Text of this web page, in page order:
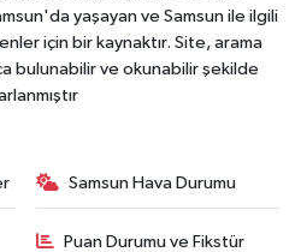
yaşayan ve Samsun ile ilgili
için bir kaynaktır. Site, arama
bulunabilir ve okunabilir şekilde
Samsun Hava Durumu
Puan Durumu ve Fikstür